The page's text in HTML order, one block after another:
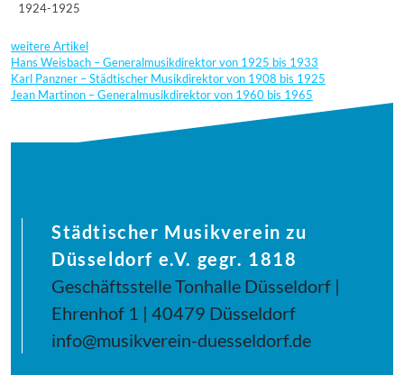
1924-1925
weitere Artikel
Hans Weisbach – Generalmusikdirektor von 1925 bis 1933
Karl Panzner – Städtischer Musikdirektor von 1908 bis 1925
Jean Martinon – Generalmusikdirektor von 1960 bis 1965
Städtischer Musikverein zu
Düsseldorf e.V. gegr. 1818
Geschäftsstelle Tonhalle Düsseldorf |
Ehrenhof 1 | 40479 Düsseldorf
info@musikverein-duesseldorf.de